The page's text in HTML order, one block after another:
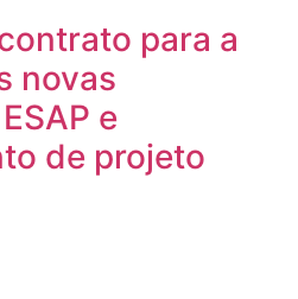
para a
novas
e
de projeto